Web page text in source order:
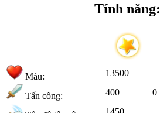
Tính năng:
Máu: 13500
Tấn công: 400 0